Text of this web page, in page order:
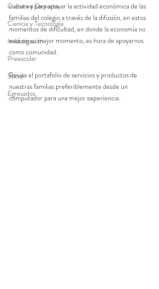
Cultura y Deporte
Ciencia y Tecnología
Investigación
Preescolar
Social
Egresados
iniciativa para apoyar la actividad económica de las
familias del colegio a través de la difusión, en estos
momentos de dificultad, en donde la economía no
está en su mejor momento, es hora de apoyarnos
como comunidad.
Revisa el portafolio de servicios y productos de
nuestras familias preferiblemente desde un
computador para una mejor experiencia.